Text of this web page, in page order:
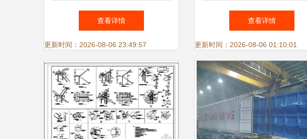
与网架展开面积计算详解
查看详情
更新时间：2026-08-06 23:49:57
标钢结构件加工的领军者
查看详情
更新时间：2026-08-06 01:10:01